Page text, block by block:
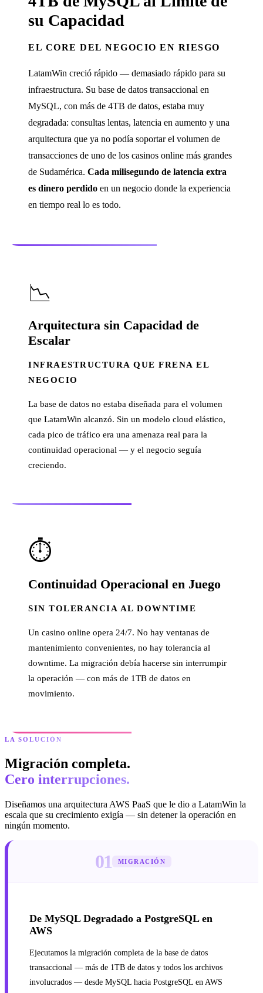
su Capacidad
EL CORE DEL NEGOCIO EN RIESGO
LatamWin creció rápido — demasiado rápido para su
infraestructura. Su base de datos transaccional en
MySQL, con más de 4TB de datos, estaba muy
degradada: consultas lentas, latencia en aumento y una
arquitectura que ya no podía soportar el volumen de
transacciones de uno de los casinos online más grandes
de Sudamérica. Cada milisegundo de latencia extra
es dinero perdido en un negocio donde la experiencia
en tiempo real lo es todo.
📉
Arquitectura sin Capacidad de
Escalar
INFRAESTRUCTURA QUE FRENA EL
NEGOCIO
La base de datos no estaba diseñada para el volumen
que LatamWin alcanzó. Sin un modelo cloud elástico,
cada pico de tráfico era una amenaza real para la
continuidad operacional — y el negocio seguía
creciendo.
⏱️
Continuidad Operacional en Juego
SIN TOLERANCIA AL DOWNTIME
Un casino online opera 24/7. No hay ventanas de
mantenimiento convenientes, no hay tolerancia al
downtime. La migración debía hacerse sin interrumpir
la operación — con más de 1TB de datos en
movimiento.
LA SOLUCIÓN
Migración completa.
Cero interrupciones.
Diseñamos una arquitectura AWS PaaS que le dio a LatamWin la
escala que su crecimiento exigía — sin detener la operación en
ningún momento.
01 MIGRACIÓN
De MySQL Degradado a PostgreSQL en
AWS
Ejecutamos la migración completa de la base de datos
transaccional — más de 1TB de datos y todos los archivos
involucrados — desde MySQL hacia PostgreSQL en AWS